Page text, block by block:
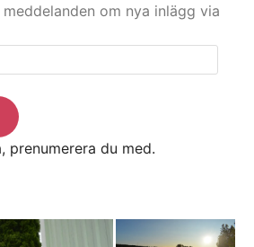
om nya inlägg via
prenumerera du med.